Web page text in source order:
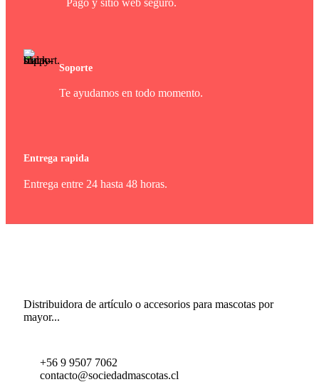
Pago y sitio web seguro.
Soporte
Te ayudamos en todo momento.
Entrega rapida
Entrega entre 24 hasta 48 horas.
Distribuidora de artículo o accesorios para mascotas por
mayor...
+56 9 9507 7062
contacto@sociedadmascotas.cl